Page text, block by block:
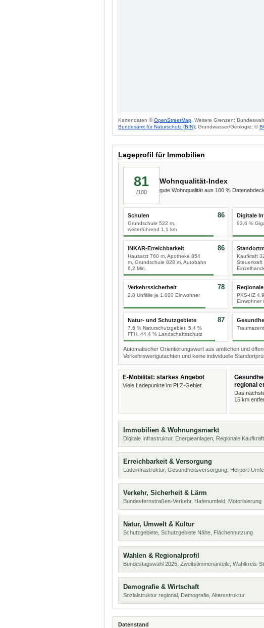
Kartendaten ©OpenStreetMap . Weitere Grenzen:
Bundesamt für Naturschutz (BfN); Grundwasser/Geologie: ©
Lageprofil für Immobilien
81
/100
Wohnqualität-Index
gute Wohnqualität aus 100 %
Schulen
Grundschule 522 m,
weiterführend 1,1 km
86 Digitale
93,6 %
INKAR-Erreichbarkeit
Hausarzt 760 m, Apotheke 854
m, Grundschule 828 m, Autobahn
6,2 Min.
86
Kaufkraft
Steuerkraft
Verkehrssicherheit
2,8 Unfälle je 1.000 Einwohner
78
PKS-HZ
Einwohner
Natur- und Schutzgebiete
7,6 % Naturschutzgebiet, 5,4 %
FFH, 44,4 % Landschaftsschutz
87
Automatischer Orientierungswert aus amtlichen und
Verkehrswertgutachten und keine individuelle
E-Mobilität: starkes Angebot
Viele Ladepunkte im PLZ-Gebiet.
regional
Das
15 km
Immobilien & Wohnungsmarkt
Digitale Infrastruktur, Energieanlagen, Regionale Kaufkraft
Erreichbarkeit & Versorgung
Ladeinfrastruktur, Gesundheitsversorgung, Heliport-
Verkehr, Sicherheit & Lärm
Bundesfernstraßen-Verkehr, Hafenumfeld, Motorisierung
Natur, Umwelt & Kultur
Schutzgebiete, Schutzgebiete Nähe, Flächennutzung
Wahlen & Regionalprofil
Bundestagswahl 2025, Zweitstimmenanteile, Wahlkreis-
Demografie & Wirtschaft
Sozialstruktur regional, Demografie, Altersstruktur
Datenstand